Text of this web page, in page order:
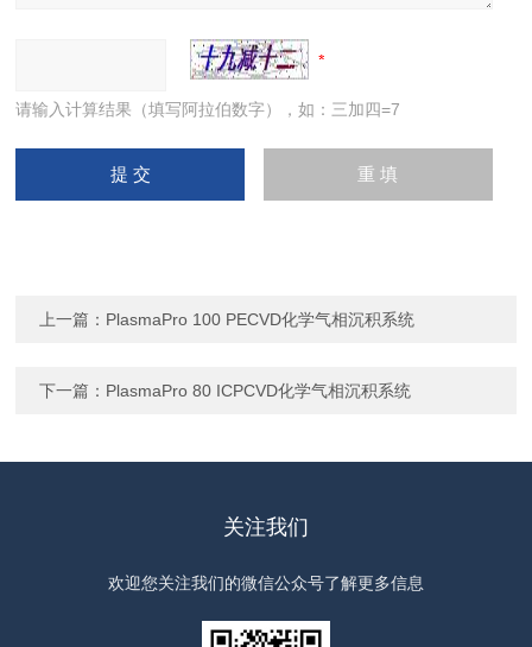
请输入计算结果（填写阿拉伯数字），如：三加四=7
上一篇： PlasmaPro 100 PECVD化学气相沉积系统
下一篇： PlasmaPro 80 ICPCVD化学气相沉积系统
关注我们
欢迎您关注我们的微信公众号了解更多信息